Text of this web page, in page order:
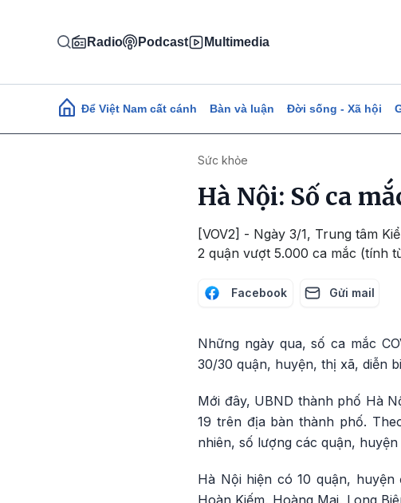
Radio Podcast Multimedia
Main navigation
Để Việt Nam cất cánh Bàn và luận Đời sống - Xã hội
Sức khỏe
Hà Nội: Số ca
[VOV2] - Ngày 3/1, Trung tâm
2 quận vượt 5.000 ca mắc (tính
Facebook Gửi mail
Những ngày qua, số ca mắc
30/30 quận, huyện, thị xã, diễn
Mới đây, UBND thành phố Hà
19 trên địa bàn thành phố.
nhiên, số lượng các quận,
Hà Nội hiện có 10 quận,
Hoàn Kiếm, Hoàng Mai, Long